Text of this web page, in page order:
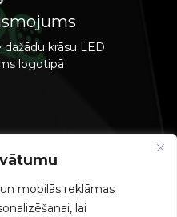
mobilās reklāmas
lai
krāsu LED
logotipā